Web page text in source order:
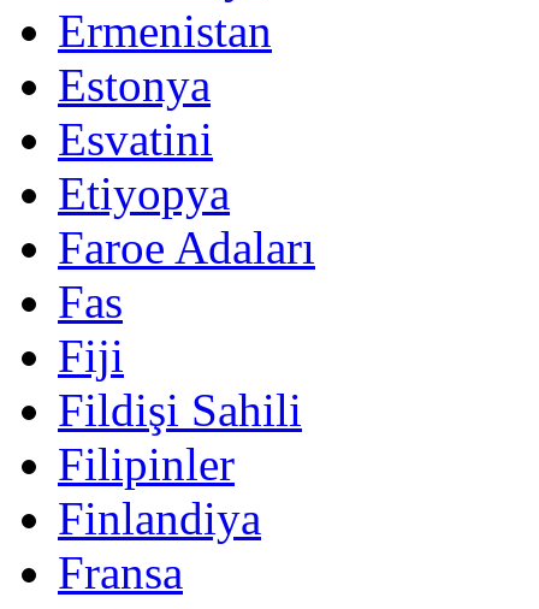
Ermenistan
Estonya
Esvatini
Etiyopya
Faroe Adaları
Fas
Fiji
Fildişi Sahili
Filipinler
Finlandiya
Fransa